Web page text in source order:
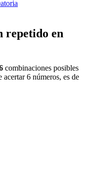
repetido en
combinaciones posibles
6 números, es de